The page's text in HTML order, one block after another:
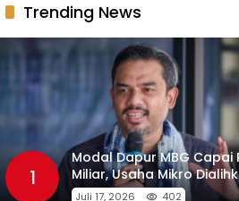
Trending News
1
Modal Dapur MBG Capai
Miliar, Usaha Mikro
Jadi Pemasok
Juli 17, 2026 402